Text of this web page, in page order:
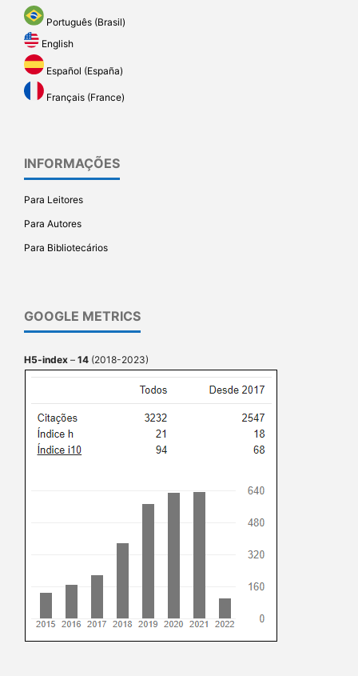
Português (Brasil)
English
Español (España)
Français (France)
INFORMAÇÕES
Para Leitores
Para Autores
Para Bibliotecários
GOOGLE METRICS
H5-index – 14 (2018-2023)